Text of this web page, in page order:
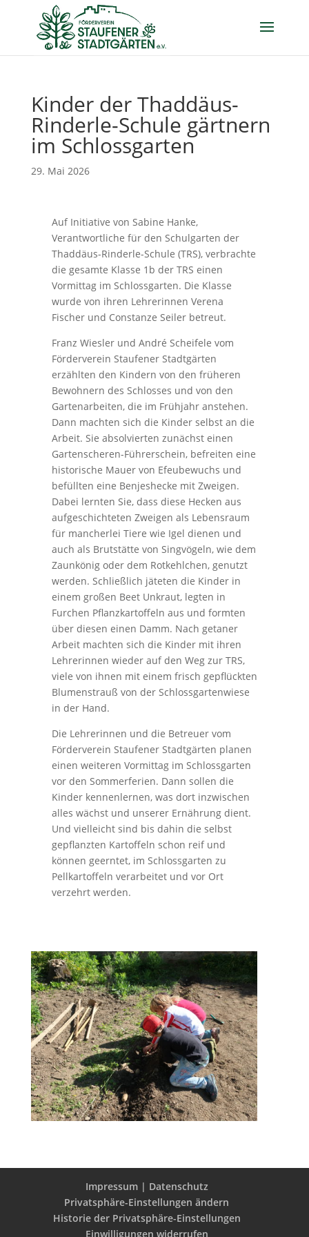
Kinder der Thaddäus-
Rinderle-Schule gärtnern
im Schlossgarten
29. Mai 2026
Auf Initiative von Sabine Hanke,
Verantwortliche für den Schulgarten der
Thaddäus-Rinderle-Schule (TRS), verbrachte
die gesamte Klasse 1b der TRS einen
Vormittag im Schlossgarten. Die Klasse
wurde von ihren Lehrerinnen Verena
Fischer und Constanze Seiler betreut.
Franz Wiesler und André Scheifele vom
Förderverein Staufener Stadtgärten
erzählten den Kindern von den früheren
Bewohnern des Schlosses und von den
Gartenarbeiten, die im Frühjahr anstehen.
Dann machten sich die Kinder selbst an die
Arbeit. Sie absolvierten zunächst einen
Gartenscheren-Führerschein, befreiten eine
historische Mauer von Efeubewuchs und
befüllten eine Benjeshecke mit Zweigen.
Dabei lernten Sie, dass diese Hecken aus
aufgeschichteten Zweigen als Lebensraum
für mancherlei Tiere wie Igel dienen und
auch als Brutstätte von Singvögeln, wie dem
Zaunkönig oder dem Rotkehlchen, genutzt
werden. Schließlich jäteten die Kinder in
einem großen Beet Unkraut, legten in
Furchen Pflanzkartoffeln aus und formten
über diesen einen Damm. Nach getaner
Arbeit machten sich die Kinder mit ihren
Lehrerinnen wieder auf den Weg zur TRS,
viele von ihnen mit einem frisch gepflückten
Blumenstrauß von der Schlossgartenwiese
in der Hand.
Die Lehrerinnen und die Betreuer vom
Förderverein Staufener Stadtgärten planen
einen weiteren Vormittag im Schlossgarten
vor den Sommerferien. Dann sollen die
Kinder kennenlernen, was dort inzwischen
alles wächst und unserer Ernährung dient.
Und vielleicht sind bis dahin die selbst
gepflanzten Kartoffeln schon reif und
können geerntet, im Schlossgarten zu
Pellkartoffeln verarbeitet und vor Ort
verzehrt werden.
Impressum | Datenschutz
Privatsphäre-Einstellungen ändern
Historie der Privatsphäre-Einstellungen
Einwilligungen widerrufen